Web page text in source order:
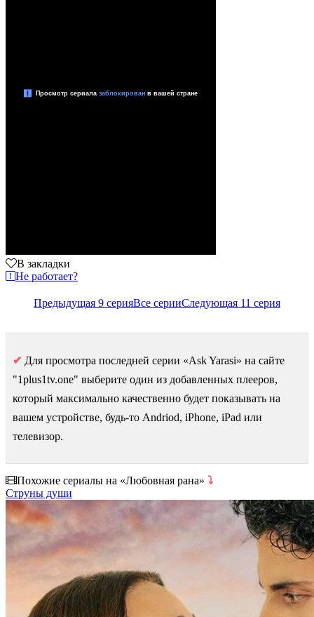
В закладки
Не работает?
Предыдущая 9 серияВсе серииСледующая 11 серия
✔ Для просмотра последней серии «Ask Yarasi» на сайте
"1plus1tv.one" выберите один из добавленных плееров,
который максимально качественно будет показывать на
вашем устройстве, будь-то Andriod, iPhone, iPad или
телевизор.
Похожие сериалы на «Любовная рана» ⤵
Струны души